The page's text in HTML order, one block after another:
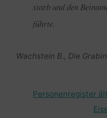
starb und den
führte.
Wachstein B., Die
Personenregister